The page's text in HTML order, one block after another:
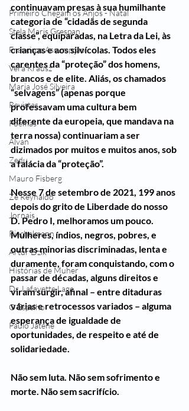
Primeiro Chegam os Anjos - Natal
Stela Maris Grespan
Francisco Assumpção
Vera Krausz
Maria José Silveira
Revistas
Poemas
Alvan
Zedu
Mauro Fisberg
Zé Reynaldo
Jornais
Riechelmann
Artur Dzik
Histórias de Muher
Dr. Lafayette Lage
O Espelho
Paulo Jatene
continuavam presas à sua humilhante
categoria de “cidadãs de segunda
classe”, equiparadas, na Letra da Lei, às
crianças e aos silvícolas. Todos eles
carentes da “proteção” dos homens,
brancos e de elite. Aliás, os chamados
“selvagens” (apenas porque
professavam uma cultura bem
diferente da europeia, que mandava na
terra nossa) continuariam a ser
dizimados por muitos e muitos anos, sob
a falácia da “proteção”.
Nesse 7 de setembro de 2021, 199 anos
depois do grito de Liberdade do nosso
D. Pedro I, melhoramos um pouco.
Mulheres, índios, negros, pobres, e
outras minorias discriminadas, lenta e
duramente, foram conquistando, com o
passar de décadas, alguns direitos e
viram surgir, afinal – entre ditaduras
várias e retrocessos variados – alguma
esperança de igualdade de
oportunidades, de respeito e até de
solidariedade.
Não sem luta. Não sem sofrimento e
morte. Não sem sacrifício.